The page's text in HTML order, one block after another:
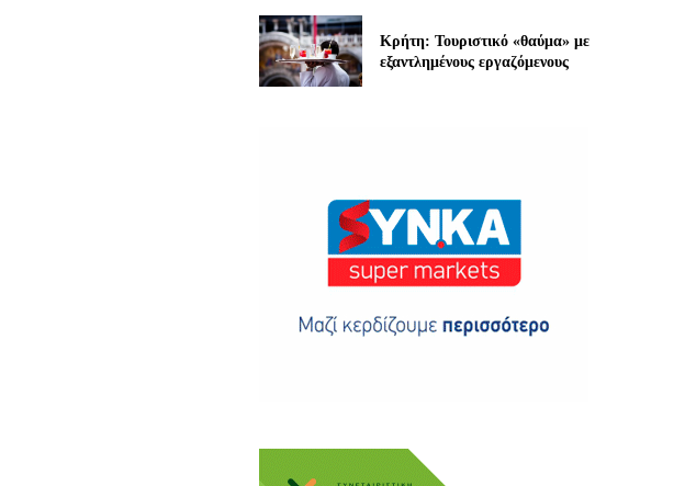
Κρήτη: Τουριστικό «θαύμα» με
εξαντλημένους εργαζόμενους